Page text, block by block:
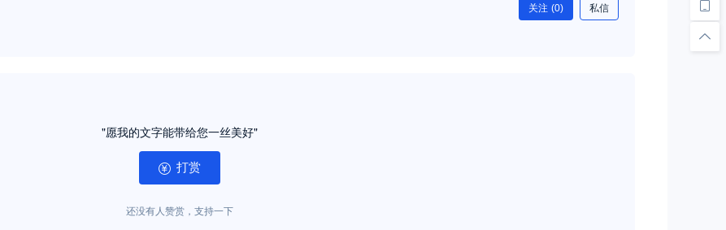
关注 (0) 私信
"愿我的文字能带给您一丝美好"
打赏
还没有人赞赏，支持一下